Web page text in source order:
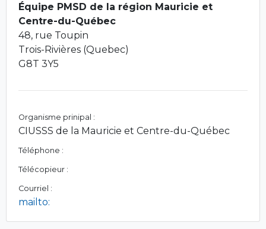
Équipe PMSD de la région Mauricie et
Centre-du-Québec
48, rue Toupin
Trois-Rivières (Quebec)
G8T 3Y5
Organisme prinipal :
CIUSSS de la Mauricie et Centre-du-Québec
Téléphone :
Télécopieur :
Courriel :
mailto: